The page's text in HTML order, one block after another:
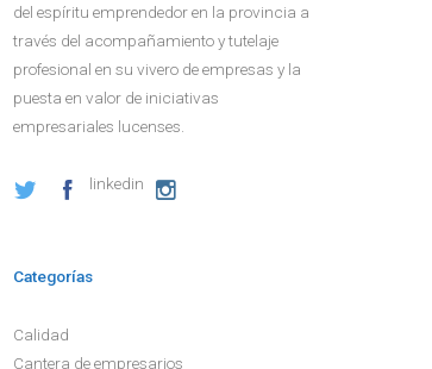
del espíritu emprendedor en la provincia a
través del acompañamiento y tutelaje
profesional en su vivero de empresas y la
puesta en valor de iniciativas
empresariales lucenses.
linkedin
Categorías
Calidad
Cantera de empresarios